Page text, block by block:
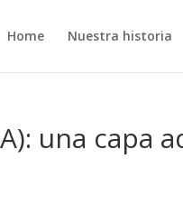
Home Nuestra historia
una capa